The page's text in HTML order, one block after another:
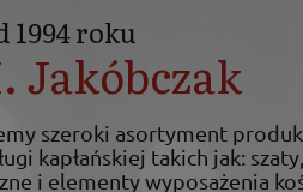
1994 roku
Jakóbczak
szeroki asortyment
kapłańskiej takich jak:
i elementy wyposażenia